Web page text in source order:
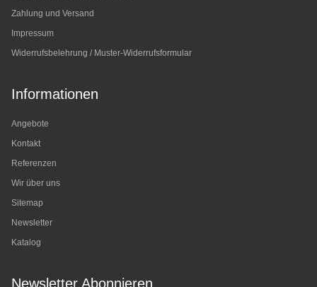
Zahlung und Versand
Impressum
Widerrufsbelehrung / Muster-Widerrufsformular
Informationen
Angebote
Kontakt
Referenzen
Wir über uns
Sitemap
Newsletter
Katalog
Newsletter Abonnieren